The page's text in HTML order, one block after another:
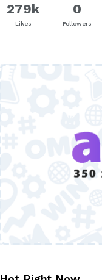
279k
Likes
0
Followers